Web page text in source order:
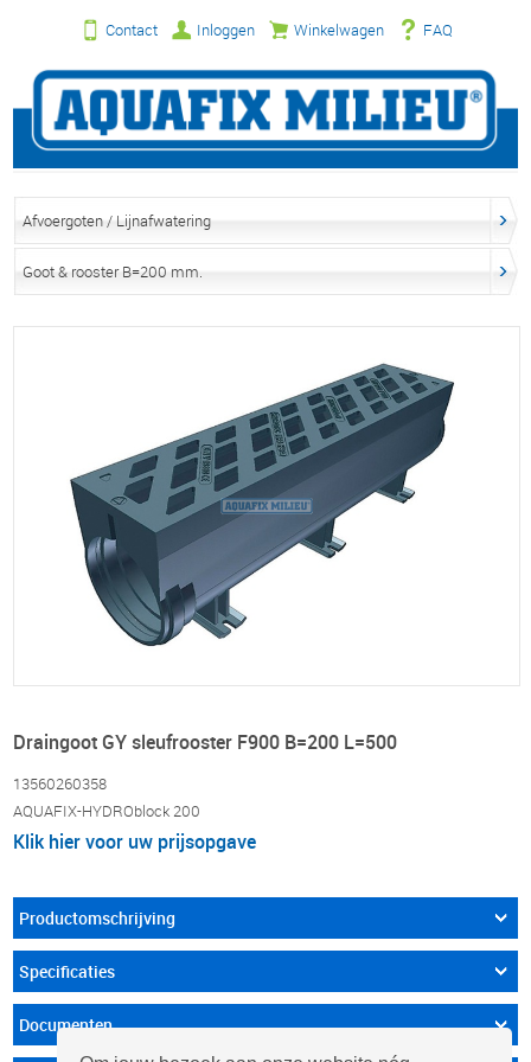
Contact Inloggen Winkelwagen FAQ
Afvoergoten / Lijnafwatering
Goot & rooster B=200 mm.
Draingoot GY sleufrooster F900 B=200 L=500
13560260358
AQUAFIX-HYDROblock 200
Klik hier voor uw prijsopgave
Productomschrijving
Specificaties
Documenten